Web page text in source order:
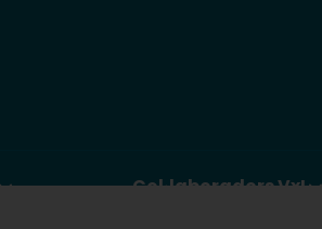
Col·laboradors VxL